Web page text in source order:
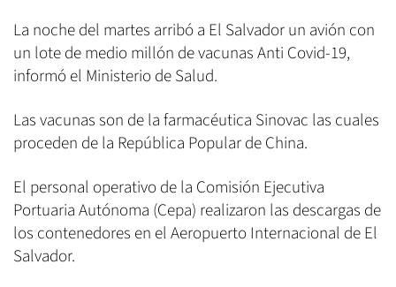
La noche del martes arribó a El Salvador un avión con
un lote de medio millón de vacunas Anti Covid-19,
informó el Ministerio de Salud.
Las vacunas son de la farmacéutica Sinovac las cuales
proceden de la República Popular de China.
El personal operativo de la Comisión Ejecutiva
Portuaria Autónoma (Cepa) realizaron las descargas de
los contenedores en el Aeropuerto Internacional de El
Salvador.